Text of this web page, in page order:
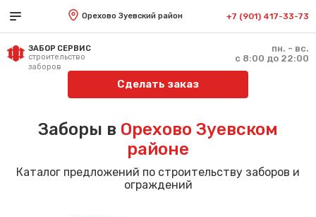
Орехово Зуевский район +7 (901) 417-33-73
ЗАБОР СЕРВИС
строительство
заборов
пн. - вс.
с 8:00 до 22:00
Сделать заказ
Заборы в Орехово Зуевском
районе
Каталог предложений по строительству заборов и
ограждений